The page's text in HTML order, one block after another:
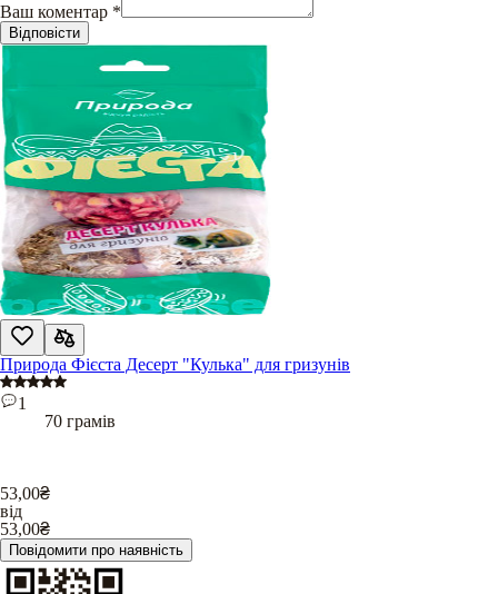
Ваш коментар *
Відповісти
Природа Фієста Десерт "Кулька" для гризунів
1
70 грамів
53,00₴
від
53,00₴
Повідомити про наявність